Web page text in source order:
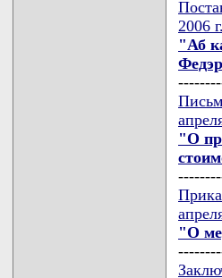
2006
"Аб
"О
"О